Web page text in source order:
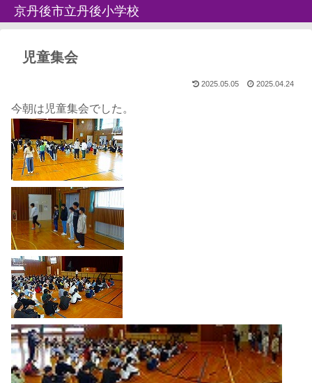
京丹後市立丹後小学校
児童集会
2025.05.05 2025.04.24
今朝は児童集会でした。